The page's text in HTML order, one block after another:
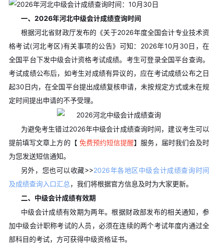
一、2026年河北中级会计成绩查询时间
根据河北省财政厅发布的《关于2026年度全国会计专业技术资
格考试(河北考区)有关事项的公告》可知：2026年10月30日，在
全国平台下发中级会计资格考试成绩。考生可登录全国平台查询。
考试成绩公布后，如考生对成绩有异议的，应在考试成绩公布之日
起30日内，在全国平台提出成绩复核申请，未按规定方式或未在规
定时间提出申请的不予受理。
为避免考生错过2026年中级会计成绩查询时间，建议考生可以
提前填写文章上方的 【免费预约短信提醒】服务，届时我们会及时
为您发送短信通知。
另外，您也可以收藏>>2026年各地区中级会计成绩查询时间
及成绩查询入口汇总，我们将根据官方信息及时为大家更新。
二、中级会计成绩有效期
中级会计成绩有效期为两年。根据财政部发布的相关通知，参
加中级会计职称考试的人员，必须在连续的两个考试年度内通过全
部科目的考试，方可获得中级资格证书。